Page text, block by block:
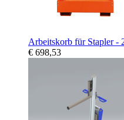
Arbeitskorb für Stapler -
€ 698,53